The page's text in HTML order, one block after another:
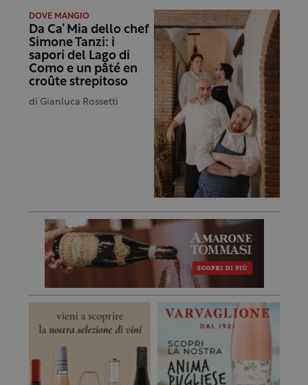
DOVE MANGIO
Da Ca’ Mia dello chef
Simone Tanzi: i
sapori del Lago di
Como e un pâté en
croûte strepitoso
di Gianluca Rossetti